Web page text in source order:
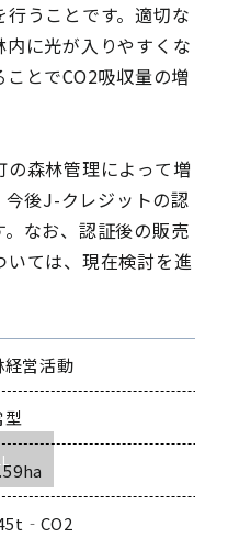
うことです。適切な
に光が入りやすくな
とでCO2吸収量の増
森林管理によって増
後J-クレジットの認
なお、認証後の販売
ては、現在検討を進
経営活動
型